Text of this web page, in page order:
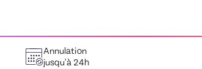
Annulation
jusqu'à 24h